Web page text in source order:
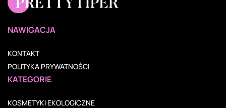
NAWIGACJA
KONTAKT
POLITYKA PRYWATNOŚCI
KATEGORIE
KOSMETYKI EKOLOGICZNE